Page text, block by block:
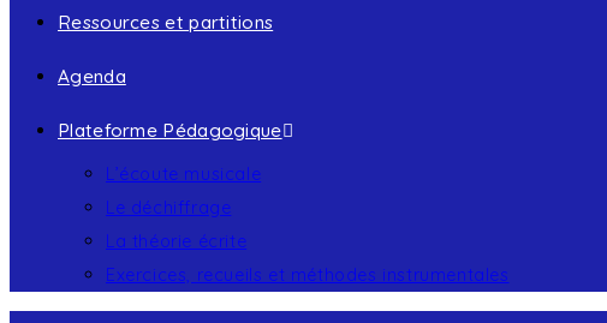
Ressources et partitions
Agenda
Plateforme Pédagogique
L’écoute musicale
Le déchiffrage
La théorie écrite
Exercices, recueils et méthodes instrumentales